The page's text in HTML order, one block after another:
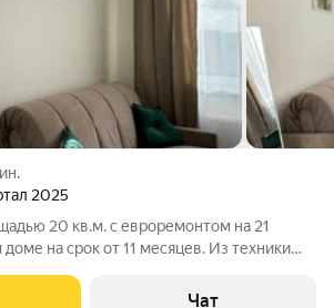
2025
20 кв.м. с евроремонтом на 21
на срок от 11 месяцев. Из техники
Чат